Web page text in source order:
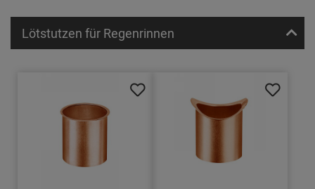
Lötstutzen für Regenrinnen